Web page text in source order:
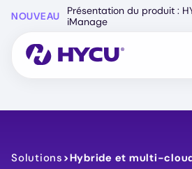
content
NOUVEAU
Présentation du produit :
iManage
Solutions >Hybride et multi-